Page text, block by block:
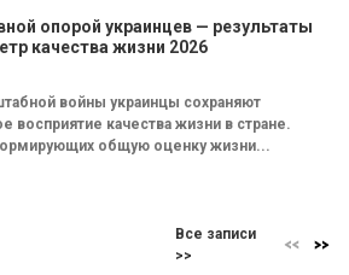
опорой украинцев — результаты
качества жизни 2026
войны украинцы сохраняют
восприятие качества жизни в стране.
общую оценку жизни...
Все записи
>>